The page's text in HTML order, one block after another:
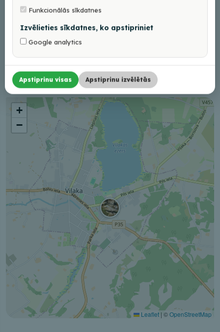
+37126567080
Darba laiks
+
−
Leaflet | ©OpenStreetMap
Funkcionālās sīkdatnes
Izvēlieties sīkdatnes, ko apstipriniet
Google analytics
Apstiprinu visas Apstiprinu izvēlētās